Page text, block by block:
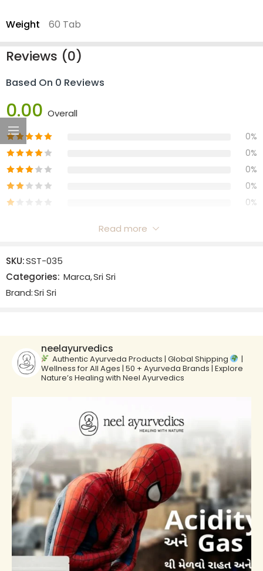
Weight 60 Tab
Reviews (0)
Based On 0 Reviews
0.00 Overall
0%
0%
0%
0%
0%
There are no reviews yet.
Read more
SKU:SST-035
Categories: Marca,Sri Sri
Brand:Sri Sri
neelayurvedics
Authentic Ayurveda Products | Global Shipping
|
Wellness for All Ages | 50 + Ayurveda Brands | Explore
Nature’s Healing with Neel Ayurvedics